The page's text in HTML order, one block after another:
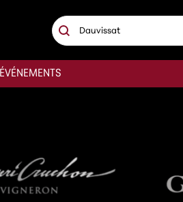
ÉVÉNEMENTS
Recherche
Rechercher